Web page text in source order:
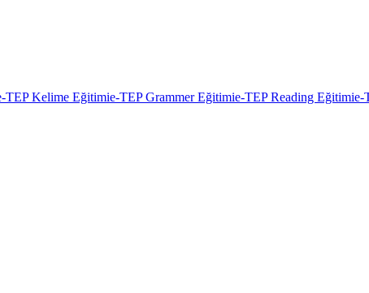
TEP Kelime Eğitimie-TEP Grammer Eğitimie-TEP Reading Eğitimie-